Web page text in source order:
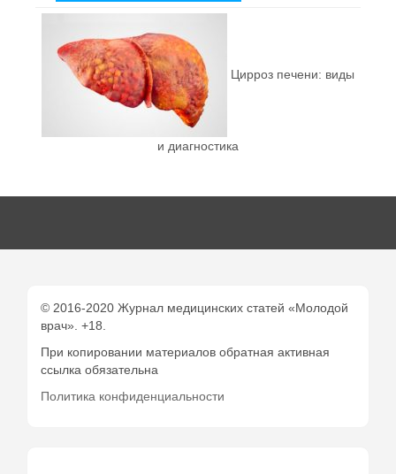
Цирроз печени: виды
и диагностика
© 2016-2020 Журнал медицинских статей «Молодой
врач». +18.
При копировании материалов обратная активная
ссылка обязательна
Политика конфиденциальности